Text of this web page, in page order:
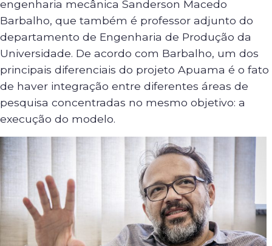
engenharia mecânica Sanderson Macedo
Barbalho, que também é professor adjunto do
departamento de Engenharia de Produção da
Universidade. De acordo com Barbalho, um dos
principais diferenciais do projeto Apuama é o fato
de haver integração entre diferentes áreas de
pesquisa concentradas no mesmo objetivo: a
execução do modelo.